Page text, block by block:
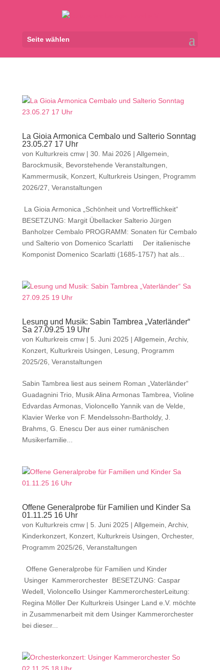
Seite wählen
La Gioia Armonica Cembalo und Salterio Sonntag
23.05.27 17 Uhr
von Kulturkreis cmw| 30. Mai 2026 | Allgemein
Barockmusik, Bevorstehende Veranstaltungen
Kammermusik, Konzert, Kulturkreis Usingen
Programm
2026/27 Veranstaltungen
La Gioia Armonica „Schönheit und Vortrefflichkeit“
BESETZUNG: Margit Übellacker Salterio Jürgen
Banholzer Cembalo PROGRAMM: Sonaten für Cembalo
und Salterio von Domenico Scarlatti Der italienische
Komponist Domenico Scarlatti (1685-1757) hat als...
Lesung und Musik: Sabin Tambrea „Vaterländer“
Sa 27.09.25 19 Uhr
von Kulturkreis cmw| 5. Juni 2025 | Allgemein Archiv,
Konzert, Kulturkreis Usingen Lesung
Programm
2025/26 Veranstaltungen
Sabin Tambrea liest aus seinem Roman „Vaterländer“
Guadagnini Trio, Musik Alina Armonas Tambrea, Violine
Edvardas Armonas, Violoncello Yannik van de Velde,
Klavier Werke von F. Mendelssohn-Bartholdy, J.
Brahms, G. Enescu Der aus einer rumänischen
Musikerfamilie...
Offene Generalprobe für Familien und Kinder Sa
01.11.25 16 Uhr
von Kulturkreis cmw| 5. Juni 2025 | Allgemein Archiv,
Kinderkonzert, Konzert, Kulturkreis Usingen Orchester,
Programm 2025/26 Veranstaltungen
Offene Generalprobe für Familien und Kinder
Usinger Kammerorchester BESETZUNG: Caspar
Wedell, Violoncello Usinger KammerorchesterLeitung:
Regina Möller Der Kulturkreis Usinger Land e.V. möchte
in Zusammenarbeit mit dem Usinger Kammerorchester
bei dieser...